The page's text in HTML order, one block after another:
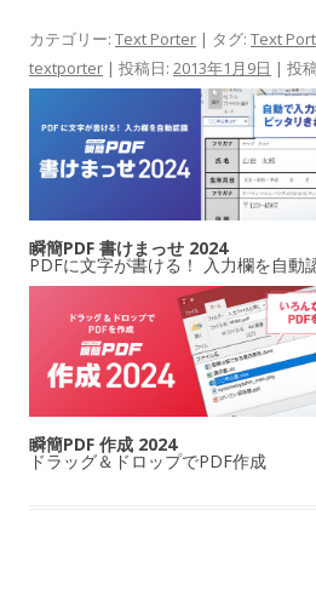
カテゴリー: Text Porter | タグ: Text
textporter | 投稿日: 2013年1月9日 | 投
瞬簡PDF 書けまっせ 2024
PDFに文字が書ける！ 入力欄を自動
瞬簡PDF 作成 2024
ドラッグ＆ドロップでPDF作成